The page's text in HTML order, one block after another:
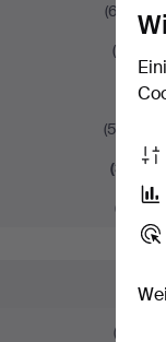
(67)
(4)
(52)
(3)
(7)
(3)